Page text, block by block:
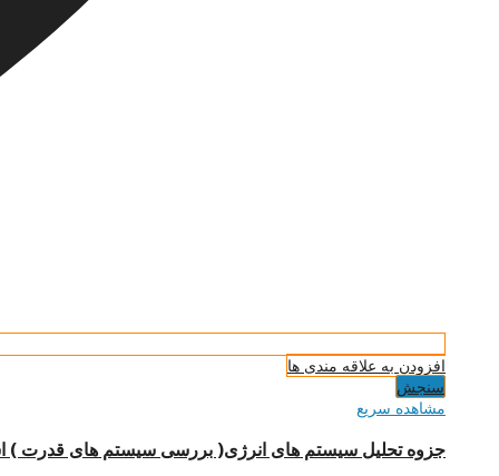
افزودن به علاقه مندی ها
سنجش
مشاهده سریع
جزوه تحلیل سیستم های انرژی( بررسی سیستم های قدرت )